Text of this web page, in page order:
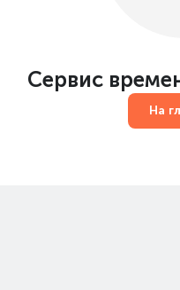
Сервис
На